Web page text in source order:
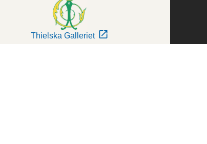
Thielska Galleriet